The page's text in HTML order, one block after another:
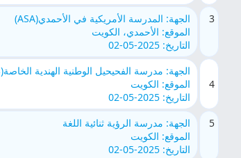
3
الجهة: المدرسة الأمريكية في الأحمدي(ASA)
الموقع: الأحمدي، الكويت
التاريخ: 2025-05-02
4
الجهة: مدرسة الفحيحيل الوطنية الهندية الخاصة(FAIPS-DPS)
الموقع: الكويت
التاريخ: 2025-05-02
5
الجهة: مدرسة الرؤية ثنائية اللغة
الموقع: الكويت
التاريخ: 2025-05-02